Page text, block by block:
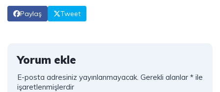
Paylaş Tweet
Yorum ekle
E-posta adresiniz yayınlanmayacak. Gerekli alanlar * ile
işaretlenmişlerdir